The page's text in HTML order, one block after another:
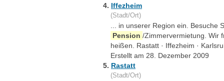
4. Iffezheim
(Stadt/Ort)
... in unserer Region ein. Besuche
Pension /Zimmervermietung. Wir
heißen. Rastatt · Iffezheim ·
Erstellt am 28. Dezember 2009
5. Rastatt
(Stadt/Ort)